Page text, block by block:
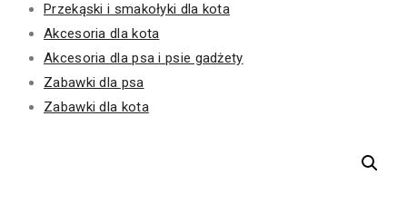
Przekąski i smakołyki dla kota
Akcesoria dla kota
Akcesoria dla psa i psie gadżety
Zabawki dla psa
Zabawki dla kota